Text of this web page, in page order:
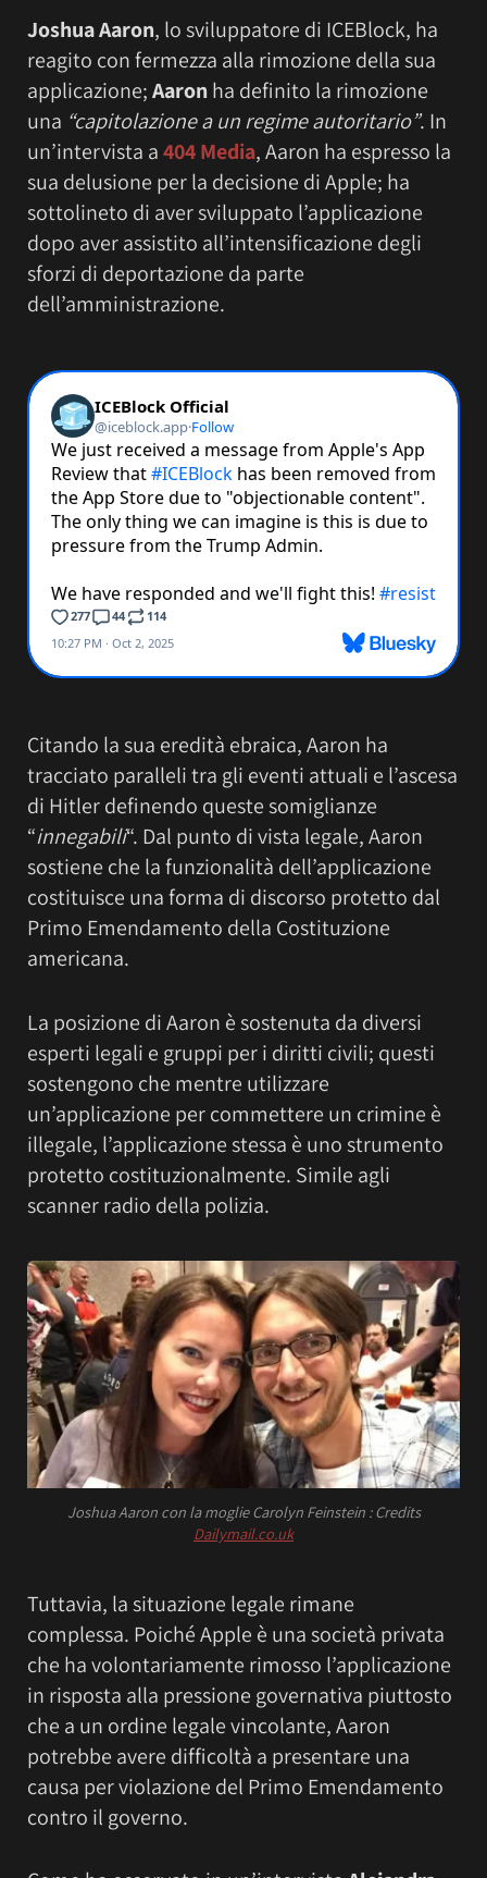
Joshua Aaron, lo sviluppatore di ICEBlock, ha
reagito con fermezza alla rimozione della sua
applicazione;Aaronha definito la rimozione
una “capitolazione a un regime autoritario”. In
un’intervista a404 Media, Aaron ha espresso la
sua delusione per la decisione di Apple; ha
sottolineto di aver sviluppato l’applicazione
dopo aver assistito all’intensificazione degli
sforzi di deportazione da parte
dell’amministrazione.
Citando la sua eredità ebraica, Aaron ha
tracciato paralleli tra gli eventi attuali e l’ascesa
di Hitler definendo queste somiglianze
“innegabili“. Dal punto di vista legale, Aaron
sostiene che la funzionalità dell’applicazione
costituisce una forma di discorso protetto dal
Primo Emendamento della Costituzione
americana.
La posizione di Aaron è sostenuta da diversi
esperti legali e gruppi per i diritti civili; questi
sostengono che mentre utilizzare
un’applicazione per commettere un crimine è
illegale, l’applicazione stessa è uno strumento
protetto costituzionalmente. Simile agli
scanner radio della polizia.
Joshua Aaron con la moglie Carolyn Feinstein : Credits
Dailymail.co.uk
Tuttavia, la situazione legale rimane
complessa. Poiché Apple è una società privata
che ha volontariamente rimosso l’applicazione
in risposta alla pressione governativa piuttosto
che a un ordine legale vincolante, Aaron
potrebbe avere difficoltà a presentare una
causa per violazione del Primo Emendamento
contro il governo.